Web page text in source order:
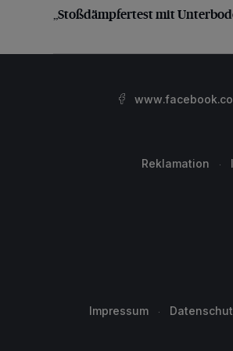
„Stoßdämpfertest mit
Reklamation
Impressum